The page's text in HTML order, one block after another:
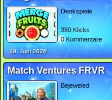
Denkspiele
359 Klicks
0 Kommentare
19. Juni 2026
Match Ventures FRVR
Bejeweled